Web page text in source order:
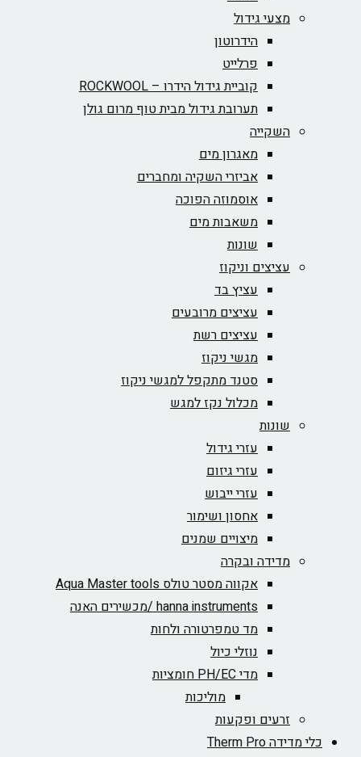
מצעי גידול
הידרוטון
פרלייט
קוביית גידול הידרו – ROCKWOOL‏
תערובת גידול מבית טוף מרום גולן
השקייה
מאגרון מים
אביזרי השקיה ומחברים
אוסמוזה הפוכה
משאבות מים
שונות
עציצים וניקוז
עציץ בד
עציצים מרובעים
עציצים רשת
מגשי ניקוז
סטנד מתקפל למגשי ניקוז
מכלול נקז למגש
שונות
עזרי גידול
עזרי גיזום
עזרי ייבוש
אחסון ושימור
מיצויים שמנים
מדידה ובקרה
אקווה מסטר טולס Aqua Master tools
hanna instruments /מכשירים האנה
מד טמפרטורה ולחות
נוזלי כיול
מדי PH/EC חומציות
מוליכות
זרעים ופקעות
כלי מדידה Therm Pro